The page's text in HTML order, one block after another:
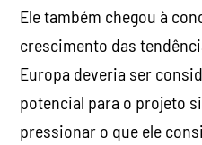
Ele também chegou à
crescimento das
Europa deveria ser
potencial para o projeto
pressionar o que ele